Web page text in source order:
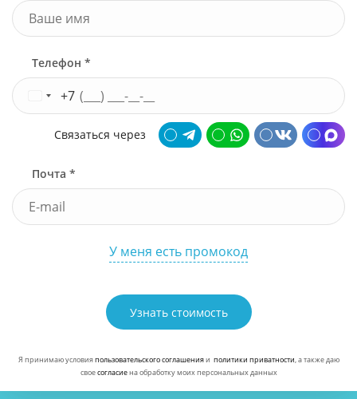
Телефон *
+7
Связаться через
Почта *
У меня есть промокод
Узнать стоимость
Я принимаю условияпользовательского соглашенияи политики приватности, а также даю
своесогласиена обработку моих персональных данных